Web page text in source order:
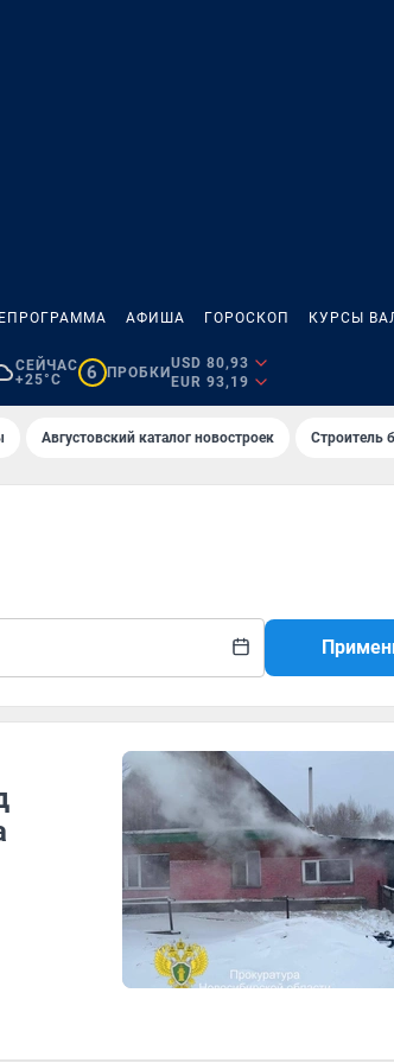
АФИША ГОРОСКОП КУРСЫ
СЕЙЧАС
+25°C
6 ПРОБКИ
USD 80,93
EUR 93,19
Августовский каталог новостроек Строитель